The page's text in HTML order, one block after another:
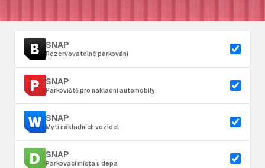
SNAP
Rezervovatelné parkování
SNAP
Parkoviště pro nákladní automobily
SNAP
Mytí nákladních vozidel
SNAP
Parkovací místa u depa